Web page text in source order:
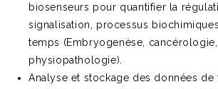
biosenseurs pour quantifier la
signalisation, processus
temps (Embryogenèse, cancérologie,
physiopathologie).
Analyse et stockage des données